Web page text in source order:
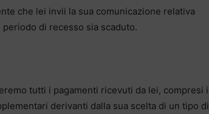
che lei invii la sua comunicazione relativa
di recesso sia scaduto.
tutti i pagamenti ricevuti da lei, compresi i
derivanti dalla sua scelta di un tipo di